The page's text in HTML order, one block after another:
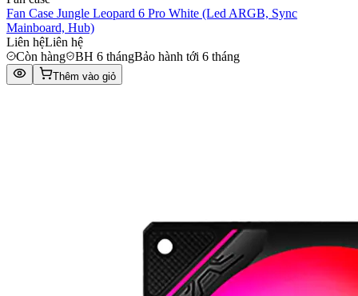
Fan Case Jungle Leopard 6 Pro White (Led ARGB, Sync
Mainboard, Hub)
Liên hệLiên hệ
Còn hàng
BH 6 thángBảo hành tới 6 tháng
Thêm vào giỏ